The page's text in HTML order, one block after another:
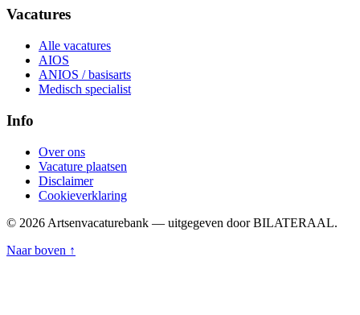
Vacatures
Alle vacatures
AIOS
ANIOS / basisarts
Medisch specialist
Info
Over ons
Vacature plaatsen
Disclaimer
Cookieverklaring
© 2026 Artsenvacaturebank — uitgegeven door BILATERAAL.
Naar boven ↑